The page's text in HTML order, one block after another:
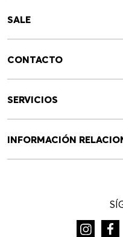
SALE
CONTACTO
SERVICIOS
INFORMACIÓN